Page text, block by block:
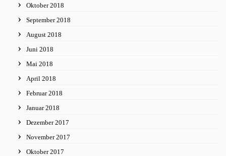
Oktober 2018
September 2018
August 2018
Juni 2018
Mai 2018
April 2018
Februar 2018
Januar 2018
Dezember 2017
November 2017
Oktober 2017